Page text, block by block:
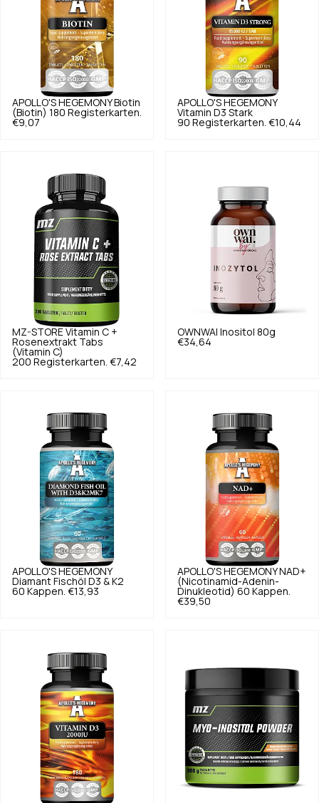
APOLLO'S HEGEMONY Biotin
(Biotin) 180 Registerkarten.
€9,07
APOLLO'S HEGEMONY
Vitamin D3 Stark
90 Registerkarten. €10,44
MZ-STORE Vitamin C +
Rosenextrakt Tabs
(Vitamin C)
200 Registerkarten. €7,42
OWNWAI
Inositol 80g
€34,64
APOLLO'S HEGEMONY
Diamant Fischöl D3 & K2
60 Kappen. €13,93
APOLLO'S HEGEMONY NAD+
(Nicotinamid-Adenin-
Dinukleotid) 60 Kappen.
€39,50